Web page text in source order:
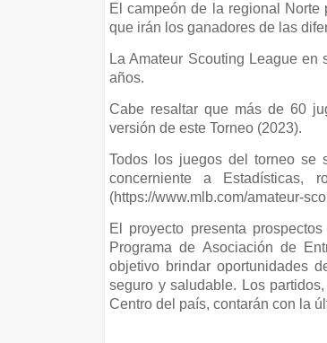
El campeón de la regional Norte
que irán los ganadores de las
La Amateur Scouting League
años.
Cabe resaltar que más de 60
versión de este Torneo (2023).
Todos los juegos del torneo se
concerniente a Estadísticas,
(https://www.mlb.com/amateur-
El proyecto presenta
Programa de Asociación de
objetivo brindar oportunidades
seguro y saludable. Los
Centro del país, contarán con la